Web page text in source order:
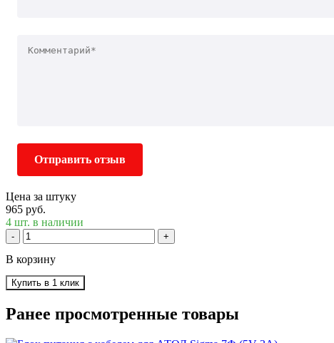
Отправить отзыв
Цена за штуку
965 руб.
4 шт. в наличии
- +
В корзину
Купить в 1 клик
Ранее просмотренные товары